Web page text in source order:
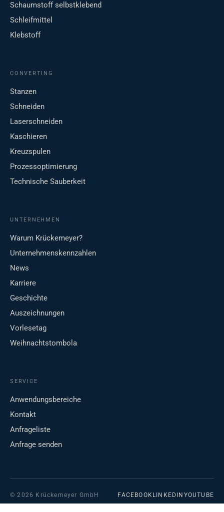
Schaumstoff selbstklebend
Schleifmittel
Klebstoff
CONVERTING
Stanzen
Schneiden
Laserschneiden
Kaschieren
Kreuzspulen
Prozessoptimierung
Technische Sauberkeit
UNTERNEHMEN
Warum Krückemeyer?
Unternehmenskennzahlen
News
Karriere
Geschichte
Auszeichnungen
Vorlesetag
Weihnachtstombola
SERVICE
Anwendungsbereiche
Kontakt
Anfrageliste
Anfrage senden
© 2026 Krückemeyer GmbH FACEBOOK LINKEDIN YOUTUBE